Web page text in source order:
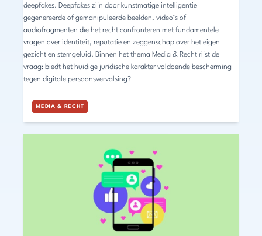
deepfakes. Deepfakes zijn door kunstmatige intelligentie
gegenereerde of gemanipuleerde beelden, video’s of
audiofragmenten die het recht confronteren met fundamentele
vragen over identiteit, reputatie en zeggenschap over het eigen
gezicht en stemgeluid. Binnen het thema Media & Recht rijst de
vraag: biedt het huidige juridische karakter voldoende bescherming
tegen digitale persoonsvervalsing?
MEDIA & RECHT